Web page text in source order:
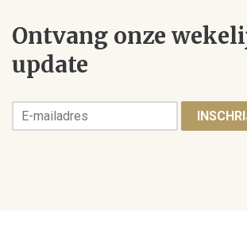
Ontvang onze
update